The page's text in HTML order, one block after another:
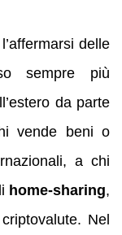
delle
sempre più
da parte
vende beni o
a chi
home‑sharing,
Nel